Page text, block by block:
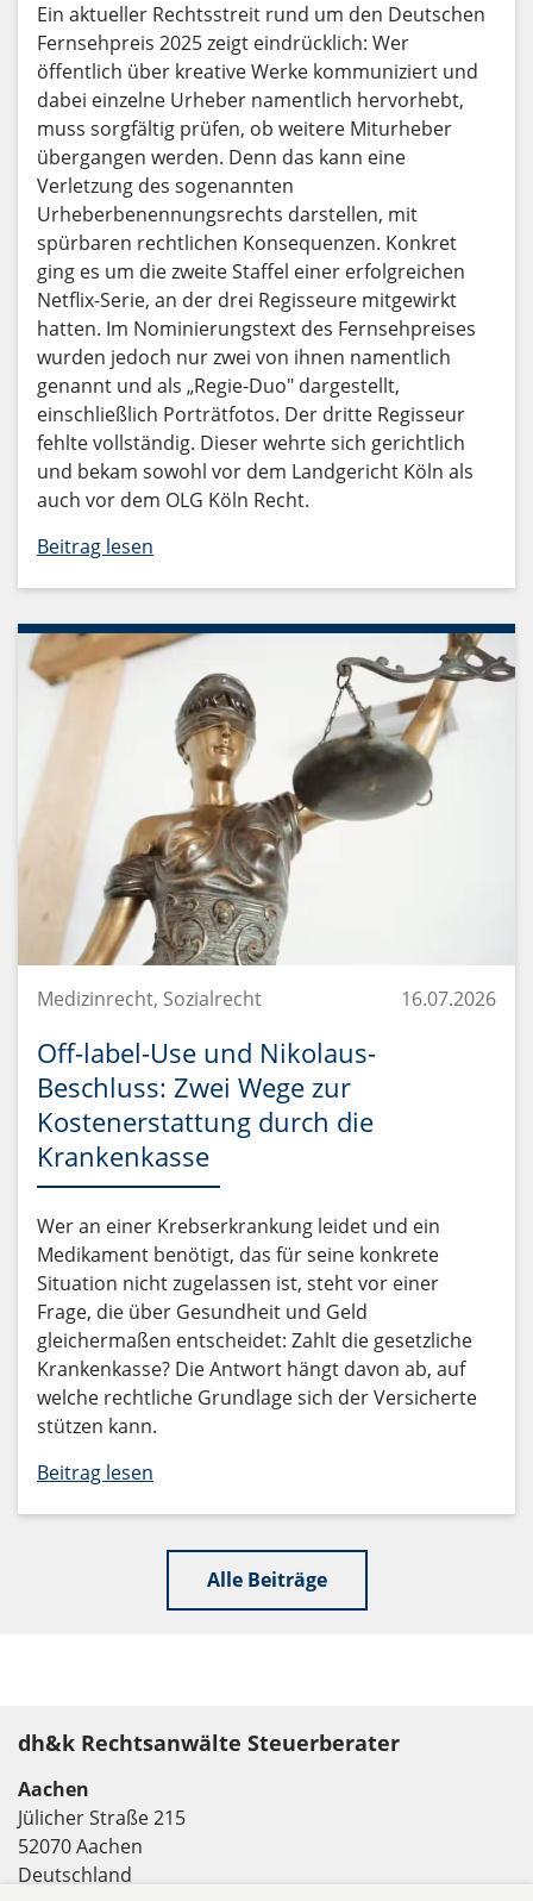
Ein aktueller Rechtsstreit rund um den Deutschen
Fernsehpreis 2025 zeigt eindrücklich: Wer
öffentlich über kreative Werke kommuniziert und
dabei einzelne Urheber namentlich hervorhebt,
muss sorgfältig prüfen, ob weitere Miturheber
übergangen werden. Denn das kann eine
Verletzung des sogenannten
Urheberbenennungsrechts darstellen, mit
spürbaren rechtlichen Konsequenzen. Konkret
ging es um die zweite Staffel einer erfolgreichen
Netflix-Serie, an der drei Regisseure mitgewirkt
hatten. Im Nominierungstext des Fernsehpreises
wurden jedoch nur zwei von ihnen namentlich
genannt und als „Regie-Duo" dargestellt,
einschließlich Porträtfotos. Der dritte Regisseur
fehlte vollständig. Dieser wehrte sich gerichtlich
und bekam sowohl vor dem Landgericht Köln als
auch vor dem OLG Köln Recht.
Beitrag lesen
Medizinrecht, Sozialrecht 16.07.2026
Off-label-Use und Nikolaus-
Beschluss: Zwei Wege zur
Kostenerstattung durch die
Krankenkasse
Wer an einer Krebserkrankung leidet und ein
Medikament benötigt, das für seine konkrete
Situation nicht zugelassen ist, steht vor einer
Frage, die über Gesundheit und Geld
gleichermaßen entscheidet: Zahlt die gesetzliche
Krankenkasse? Die Antwort hängt davon ab, auf
welche rechtliche Grundlage sich der Versicherte
stützen kann.
Beitrag lesen
Alle Beiträge
dh&k Rechtsanwälte Steuerberater
Aachen
Jülicher Straße 215
52070 Aachen
Deutschland